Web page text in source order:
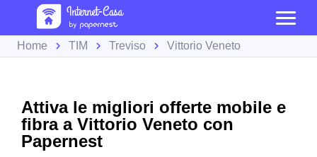
Home TIM Treviso Vittorio Veneto